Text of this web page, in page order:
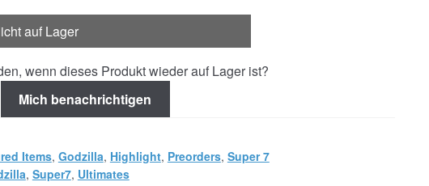
auf Lager
wenn dieses Produkt wieder auf Lager ist?
Mich benachrichtigen
Items, Godzilla, Highlight, Preorders, Super 7
, Super7, Ultimates